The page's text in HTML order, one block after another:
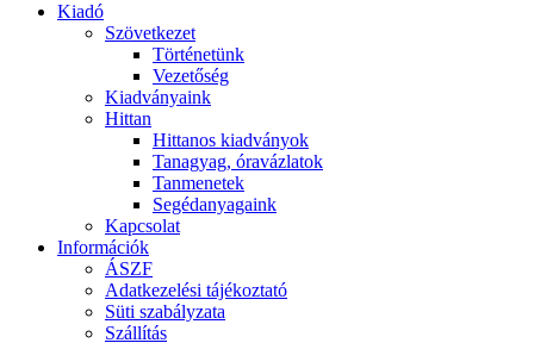
Kiadó
Szövetkezet
Történetünk
Vezetőség
Kiadványaink
Hittan
Hittanos kiadványok
Tanagyag, óravázlatok
Tanmenetek
Segédanyagaink
Kapcsolat
Információk
ÁSZF
Adatkezelési tájékoztató
Süti szabályzata
Szállítás